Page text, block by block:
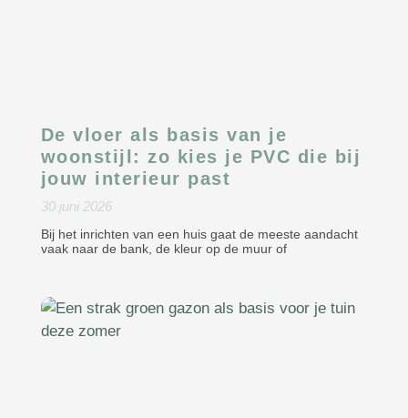
De vloer als basis van je
woonstijl: zo kies je PVC die bij
jouw interieur past
30 juni 2026
Bij het inrichten van een huis gaat de meeste aandacht
vaak naar de bank, de kleur op de muur of